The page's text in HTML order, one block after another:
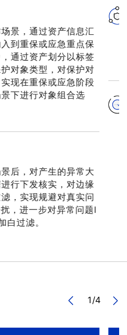
景，通过资产信息汇
到重保或应急重点保
通过资产划分以标签
对象类型，对保护对
现在重保或应急阶段
下进行对象组合选
后，对产生的异常大
行下发核实，对边缘
，实现规避对真实问
，进一步对异常问题I
白过滤。
1/4